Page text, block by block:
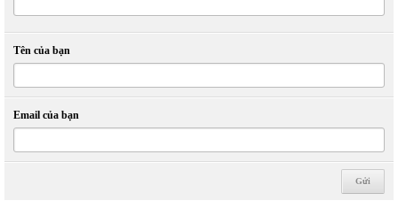
Tên của bạn
Email của bạn